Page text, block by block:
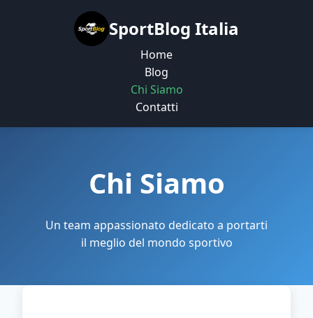
SportBlog Italia
Home
Blog
Chi Siamo
Contatti
Chi Siamo
Un team appassionato dedicato a portarti
il meglio del mondo sportivo